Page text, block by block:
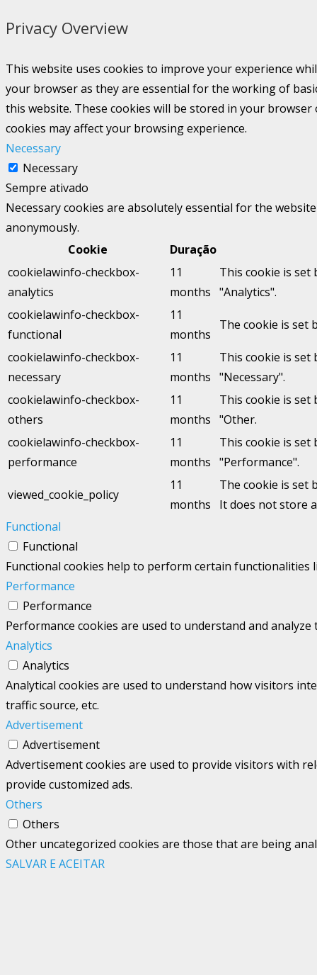
Privacy Overview
This website uses cookies to improve your experience
your browser as they are essential for the working of
this website. These cookies will be stored in your
cookies may affect your browsing experience.
Necessary
Necessary
Sempre ativado
Necessary cookies are absolutely essential for the
anonymously.
Cookie
Duração
cookielawinfo-checkbox-
analytics
11
months
This cookie is set
"Analytics".
cookielawinfo-checkbox-
functional
11
months
The cookie is set
cookielawinfo-checkbox-
necessary
11
months
This cookie is set
"Necessary".
cookielawinfo-checkbox-
others
11
months
This cookie is set
"Other.
cookielawinfo-checkbox-
performance
11
months
This cookie is set
"Performance".
viewed_cookie_policy
11
months
The cookie is set
It does not store
Functional
Functional
Functional cookies help to perform certain
Performance
Performance
Performance cookies are used to understand and
Analytics
Analytics
Analytical cookies are used to understand how visitors
traffic source, etc.
Advertisement
Advertisement
Advertisement cookies are used to provide visitors with
provide customized ads.
Others
Others
Other uncategorized cookies are those that are being
SALVAR E ACEITAR